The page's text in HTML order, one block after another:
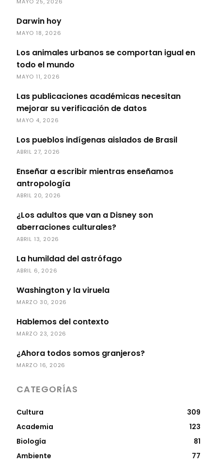
Darwin hoy
MAYO 18, 2026
Los animales urbanos se comportan igual en
todo el mundo
MAYO 11, 2026
Las publicaciones académicas necesitan
mejorar su verificación de datos
MAYO 4, 2026
Los pueblos indígenas aislados de Brasil
ABRIL 27, 2026
Enseñar a escribir mientras enseñamos
antropología
ABRIL 20, 2026
¿Los adultos que van a Disney son
aberraciones culturales?
ABRIL 13, 2026
La humildad del astrófago
ABRIL 6, 2026
Washington y la viruela
MARZO 30, 2026
Hablemos del contexto
MARZO 23, 2026
¿Ahora todos somos granjeros?
MARZO 16, 2026
CATEGORÍAS
Cultura
309
Academia
123
Biología
81
Ambiente
77